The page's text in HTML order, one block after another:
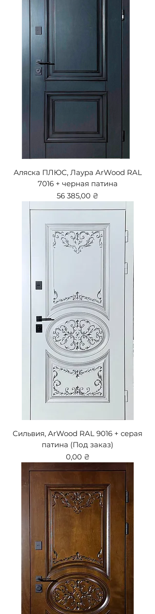
Аляска ПЛЮС, Лаура ArWood RAL
7016 + черная патина
Цена
56 385,00 ₴
Сильвия, ArWood RAL 9016 + серая
патина (Под заказ)
Цена
0,00 ₴